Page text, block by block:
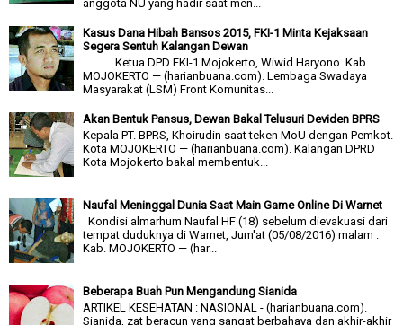
anggota NU yang hadir saat men...
Kasus Dana Hibah Bansos 2015, FKI-1 Minta Kejaksaan
Segera Sentuh Kalangan Dewan
Ketua DPD FKI-1 Mojokerto, Wiwid Haryono. Kab.
MOJOKERTO — (harianbuana.com). Lembaga Swadaya
Masyarakat (LSM) Front Komunitas...
Akan Bentuk Pansus, Dewan Bakal Telusuri Deviden BPRS
Kepala PT. BPRS, Khoirudin saat teken MoU dengan Pemkot.
Kota MOJOKERTO — (harianbuana.com). Kalangan DPRD
Kota Mojokerto bakal membentuk...
Naufal Meninggal Dunia Saat Main Game Online Di Warnet
Kondisi almarhum Naufal HF (18) sebelum dievakuasi dari
tempat duduknya di Warnet, Jum'at (05/08/2016) malam .
Kab. MOJOKERTO — (har...
Beberapa Buah Pun Mengandung Sianida
ARTIKEL KESEHATAN : NASIONAL - (harianbuana.com).
Sianida, zat beracun yang sangat berbahaya dan akhir-akhir